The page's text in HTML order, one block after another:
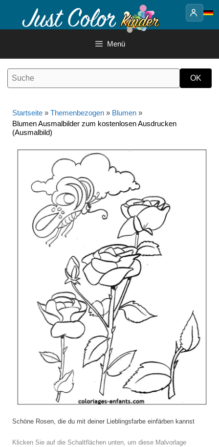
Inhalt
Menü
Startseite » Themenbezogen » Blumen »
Blumen Ausmalbilder zum kostenlosen Ausdrucken
(Ausmalbild)
Schöne Rosen, die du mit deiner Lieblingsfarbe einfärben kannst
Klicken Sie auf die Schaltflächen unten, um diese Malvorlage